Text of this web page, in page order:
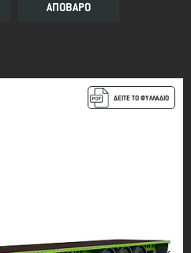
ΑΠΟΒΑΡΟ
ΔΕΙΤΕ ΤΟ ΦΥΛΛΑΔΙΟ